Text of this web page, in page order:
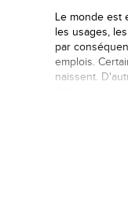
Le monde est
les usages,
par
emplois.
naissent.